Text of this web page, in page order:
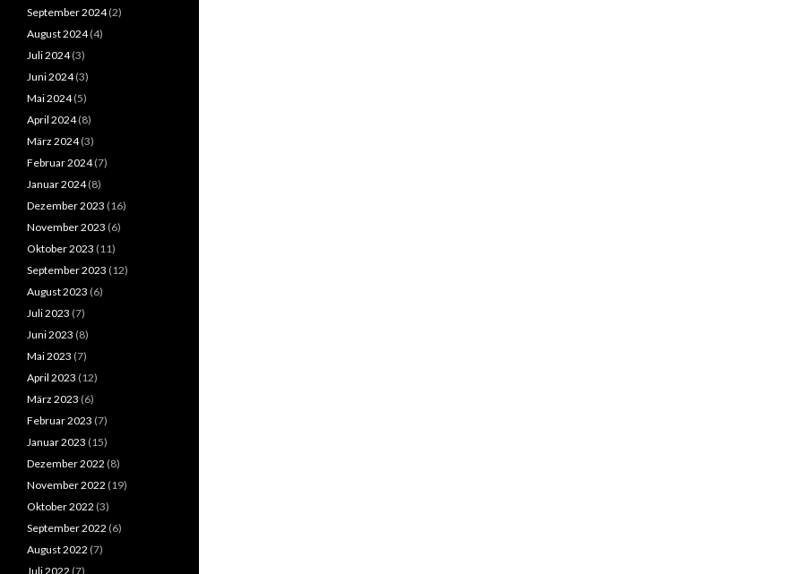
September 2024(2)
August 2024(4)
Juli 2024(3)
Juni 2024(3)
Mai 2024(5)
April 2024(8)
März 2024(3)
Februar 2024(7)
Januar 2024(8)
Dezember 2023 (16)
November 2023 (6)
Oktober 2023 (11)
September 2023 (12)
August 2023 (6)
Juli 2023 (7)
Juni 2023 (8)
Mai 2023 (7)
April 2023 (12)
März 2023 (6)
Februar 2023 (7)
Januar 2023 (15)
Dezember 2022 (8)
November 2022 (19)
Oktober 2022 (3)
September 2022 (6)
August 2022 (7)
Juli 2022 (7)